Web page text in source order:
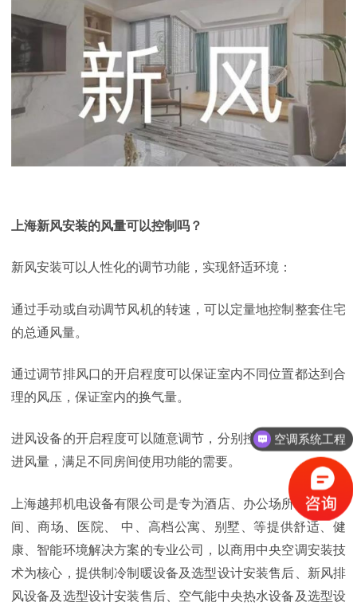
上海新风安装的风量可以控制吗？
新风安装可以人性化的调节功能，实现舒适环境：
通过手动或自动调节风机的转速，可以定量地控制整套住宅
的总通风量。
通过调节排风口的开启程度可以保证室内不同位置都达到合
理的风压，保证室内的换气量。
进风设备的开启程度可以随意调节，分别控制每一个房间的
进风量，满足不同房间使用功能的需要。
上海越邦机电设备有限公司是专为酒店、办公场所 、厂房车
间、商场、医院、
中、高档公寓、别墅、等提供舒适、健
康、智能环境解决方案的专业公司，以商用中央空调安装技
术为核心，提供制冷制暖设备及选型设计安装售后、新风排
风设备及选型设计安装售后、空气能中央热水设备及选型设
空调系统工程